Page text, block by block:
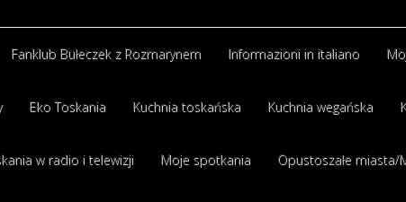
Fanklub Bułeczek z Rozmarynem Informazioni in italiano
Eko Toskania Kuchnia toskańska Kuchnia wegańska
w radio i telewizji Moje spotkania Opustoszałe miasta/